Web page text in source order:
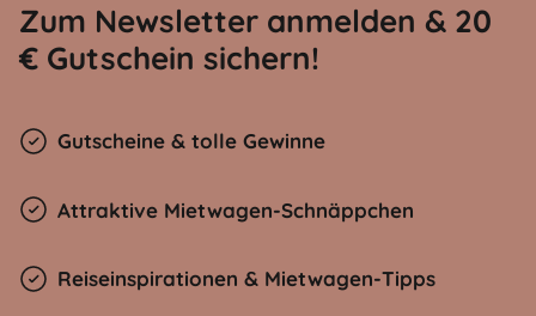
Zum Newsletter anmelden & 20
€ Gutschein sichern!
Gutscheine & tolle Gewinne
Attraktive Mietwagen-Schnäppchen
Reiseinspirationen & Mietwagen-Tipps